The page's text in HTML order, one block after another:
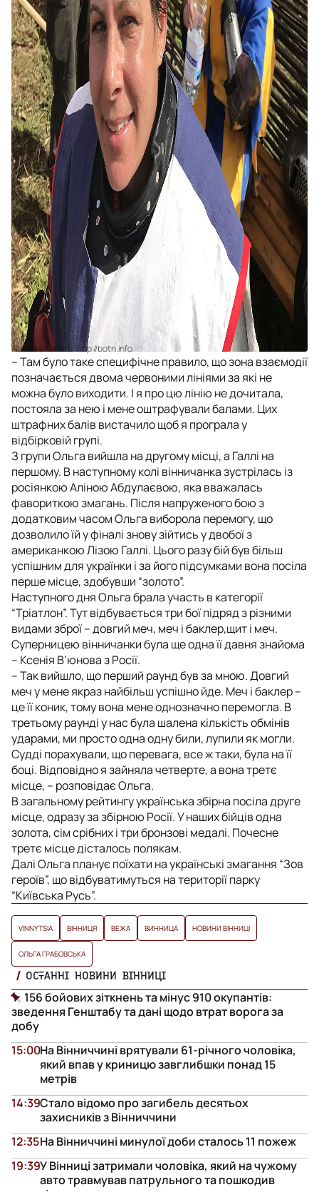
Ліза Галлі. Фото: http://botn.info
– Там було таке специфічне правило, що зона взаємодії
позначається двома червоними лініями за які не
можна було виходити. І я про цю лінію не дочитала,
постояла за нею і мене оштрафували балами. Цих
штрафних балів вистачило щоб я програла у
відбірковій групі.
З групи Ольга вийшла на другому місці, а Галлі на
першому. В наступному колі вінничанка зустрілась із
росіянкою Аліною Абдулаєвою, яка вважалась
фавориткою змагань. Після напруженого бою з
додатковим часом Ольга виборола перемогу, що
дозволило їй у фіналі знову зійтись у двобої з
американкою Лізою Галлі. Цього разу бій був більш
успішним для українки і за його підсумками вона посіла
перше місце, здобувши “золото”.
Наступного дня Ольга брала участь в категорії
“Тріатлон”. Тут відбувається три бої підряд з різними
видами зброї – довгий меч, меч і баклер,щит і меч.
Суперницею вінничанки була ще одна її давня знайома
– Ксенія В’юнова з Росії.
– Так вийшло, що перший раунд був за мною. Довгий
меч у мене якраз найбільш успішно йде. Меч і баклер –
це її коник, тому вона мене однозначно перемогла. В
третьому раунді у нас була шалена кількість обмінів
ударами, ми просто одна одну били, лупили як могли.
Судді порахували, що перевага, все ж таки, була на її
боці. Відповідно я зайняла четверте, а вона третє
місце, – розповідає Ольга.
В загальному рейтингу українська збірна посіла друге
місце, одразу за збірною Росії. У наших бійців одна
золота, сім срібних і три бронзові медалі. Почесне
третє місце дісталось полякам.
Далі Ольга планує поїхати на українські змагання “Зов
героїв”, що відбуватимуться на території парку
“Київська Русь”.
VINNYTSIA ВІННИЦЯ ВЕЖА ВИННИЦА НОВИНИ ВІННИЦІ
ОЛЬГА ГРАБОВСЬКА
ОСТАННІ НОВИНИ ВІННИЦІ
156 бойових зіткнень та мінус 910 окупантів:
зведення Генштабу та дані щодо втрат ворога за
добу
На Вінниччині врятували 61-річного чоловіка,
який впав у криницю завглибшки понад 15
метрів
15:00
Стало відомо про загибель десятьох
захисників з Вінниччини
14:39
На Вінниччині минулої доби сталось 11 пожеж
12:35
У Вінниці затримали чоловіка, який на чужому
авто травмував патрульного та пошкодив
19:39